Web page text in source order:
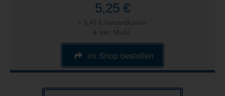
5,25 €
+ 5,45 € Versandkosten
& inkl. MwSt.
im Shop bestellen